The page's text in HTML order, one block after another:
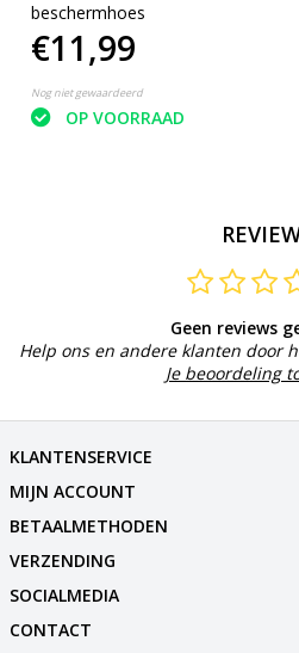
beschermhoes
€11,99
Nog niet gewaardeerd
OP VOORRAAD
Geen reviews
Help ons en andere klanten door
Je beoordeling
KLANTENSERVICE
MIJN ACCOUNT
BETAALMETHODEN
VERZENDING
SOCIALMEDIA
CONTACT